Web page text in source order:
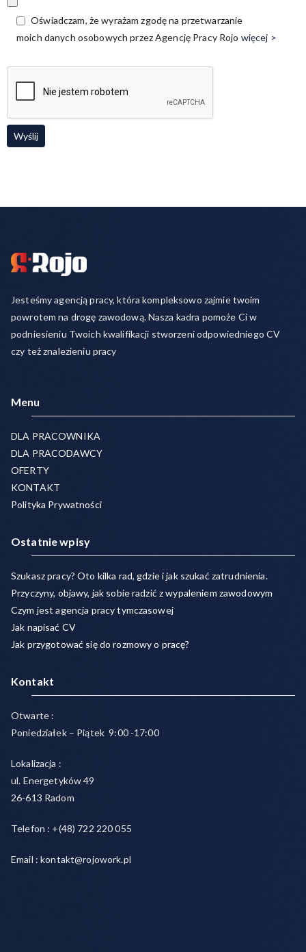
Oświadczam, że wyrażam zgodę na przetwarzanie
moich danych osobowych przez Agencję Pracy Rojo więcej >
Jesteśmy agencją pracy, która kompleksowo zajmie twoim
powrotem na drogę zawodową. Nasza kadra pomoże Ci w
podniesieniu Twoich kwalifikacji stworzeni odpowiedniego CV
czy też znalezieniu pracy
Menu
DLA PRACOWNIKA
DLA PRACODAWCY
OFERTY
KONTAKT
Polityka Prywatności
Ostatnie wpisy
Szukasz pracy? Oto kilka rad, gdzie i jak szukać zatrudnienia.
Przyczyny, objawy, jak sobie radzić z wypaleniem zawodowym
Czym jest agencja pracy tymczasowej
Jak napisać CV
Jak przygotować się do rozmowy o pracę?
Kontakt
Otwarte :
Poniedziałek – Piątek 9:00 -17:00
Lokalizacja :
ul. Energetyków 49
26-613 Radom
Telefon : +(48) 722 220 055
Email : kontakt@rojowork.pl